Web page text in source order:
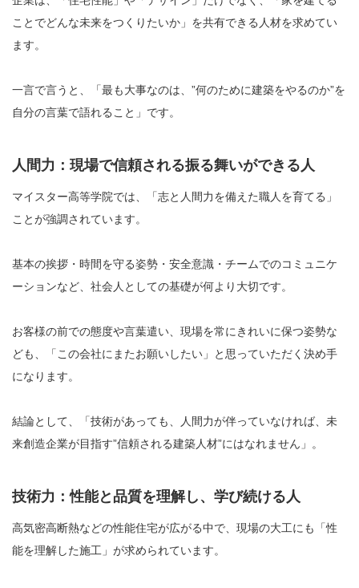
ことでどんな未来をつくりたいか」を共有できる人材を求めてい
ます。
一言で言うと、「最も大事なのは、”何のために建築をやるのか”を
自分の言葉で語れること」です。
人間力：現場で信頼される振る舞いができる人
マイスター高等学院では、「志と人間力を備えた職人を育てる」
ことが強調されています。
基本の挨拶・時間を守る姿勢・安全意識・チームでのコミュニケ
ーションなど、社会人としての基礎が何より大切です。
お客様の前での態度や言葉遣い、現場を常にきれいに保つ姿勢な
ども、「この会社にまたお願いしたい」と思っていただく決め手
になります。
結論として、「技術があっても、人間力が伴っていなければ、未
来創造企業が目指す”信頼される建築人材”にはなれません」。
技術力：性能と品質を理解し、学び続ける人
高気密高断熱などの性能住宅が広がる中で、現場の大工にも「性
能を理解した施工」が求められています。